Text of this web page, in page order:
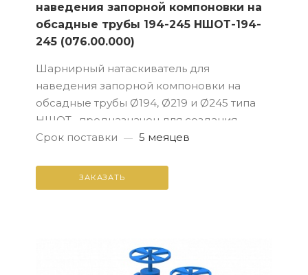
наведения запорной компоновки на
обсадные трубы 194-245 НШОТ-194-
245 (076.00.000)
Шарнирный натаскиватель для
наведения запорной компоновки на
обсадные трубы Ø194, Ø219 и Ø245 типа
НШОТ, предназначен для создания
фланцевой базы на обсадных трубах и
колонну обса...
Срок поставки — 5 меяцев
ЗАКАЗАТЬ